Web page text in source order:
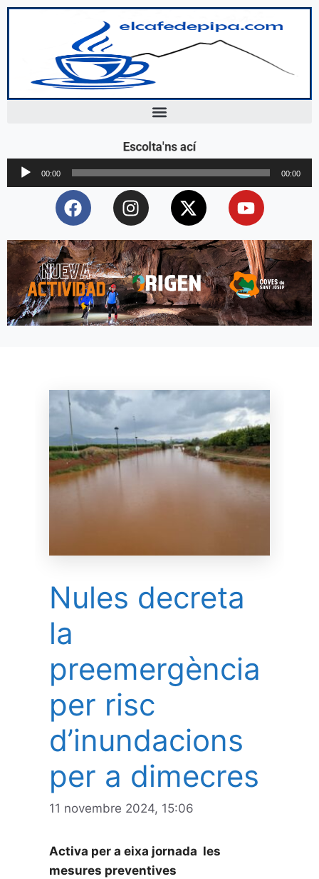
Escolta'ns ací
Reproductor
d'àudio
00:00 00:00
Nules decreta
la
preemergència
per risc
d’inundacions
per a dimecres
11 novembre 2024, 15:06
Activa per a eixa jornada les
mesures preventives